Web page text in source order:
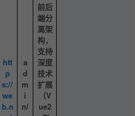
htt
p
s://
we
b.n
a
d
m
i
n/
前后
端分
离架
构，
支持
深度
技术
扩展
（V
ue2